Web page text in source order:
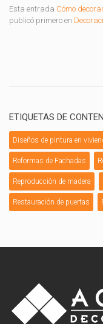
Esta entrada Cómo
publicó primero en
ETIQUETAS DE
Diseños de pintura en
Reformas de Fachadas
Reproducción de madera
Restauración de puertas